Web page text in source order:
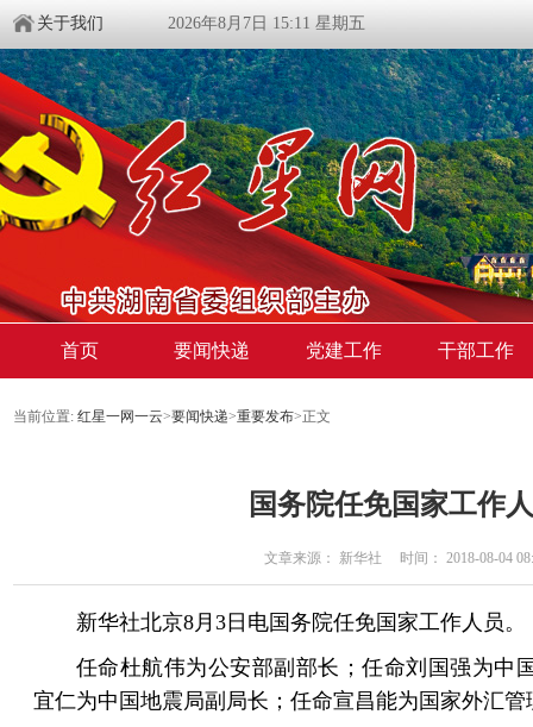
关于我们 2026年8月7日 15:11 星期五
首页 要闻快递 党建工作 干部工作
当前位置: 红星一网一云>要闻快递>重要发布>正文
国务院任免国家工作
文章来源： 新华社 时间： 2018-08-04
新华社北京8月3日电国务院任免国家工作人员。
任命杜航伟为公安部副部长；任命刘国强为中
宜仁为中国地震局副局长；任命宣昌能为国家外汇管